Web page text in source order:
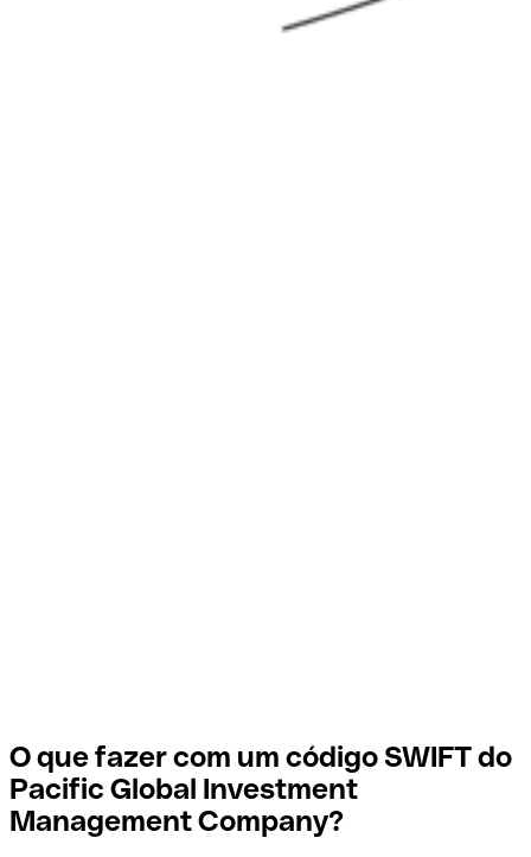
O que fazer com um código SWIFT do
Pacific Global Investment
Management Company?